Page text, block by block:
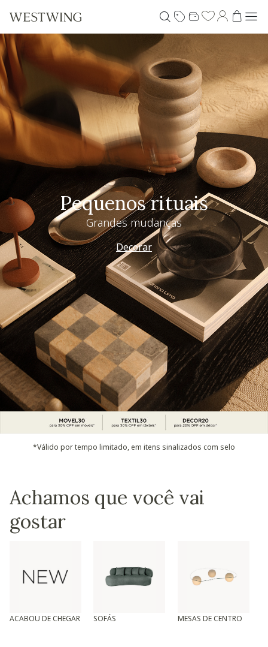
Pequenos rituais
Grandes mudanças
Decorar
*Válido por tempo limitado, em itens sinalizados com selo
Achamos que você vai
gostar
ACABOU DE CHEGAR SOFÁS MESAS DE CENTRO